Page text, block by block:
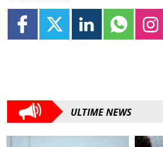
ULTIME NEWS